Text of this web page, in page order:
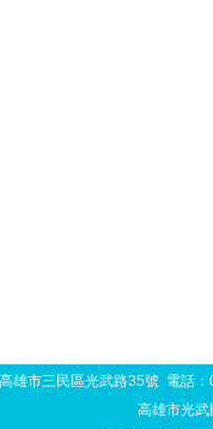
雄市三民區光武路35號 電話
高雄市光